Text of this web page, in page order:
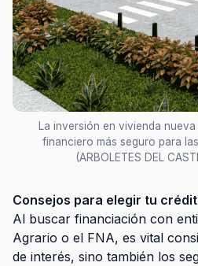
La inversión en vivienda
financiero más seguro para
(ARBOLETES DEL
Consejos para elegir tu
Al buscar financiación con
Agrario o el FNA, es vital
de interés, sino también los